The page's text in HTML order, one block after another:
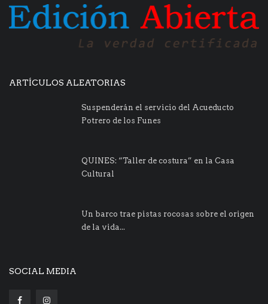
ARTÍCULOS ALEATORIAS
Suspenderán el servicio del Acueducto
Potrero de los Funes
QUINES: “Taller de costura” en la Casa
Cultural
Un barco trae pistas rocosas sobre el origen
de la vida...
SOCIAL MEDIA